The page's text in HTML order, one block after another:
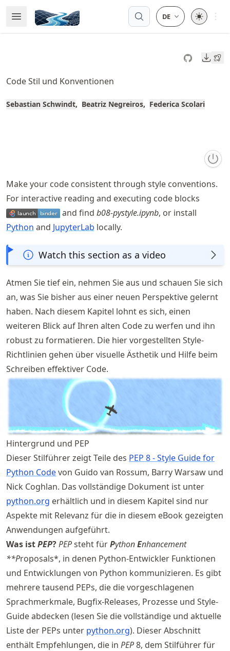
to
article
to
content
Open Menu
Made with MyST
Open
Code Stil und Konventionen
Sebastian Schwindt Beatriz Negreiros Federica Scolari
Make your code consistent through style conventions.
For interactive reading and executing code blocks
and find b08-pystyle.ipynb, or install
Python and JupyterLab locally.
Watch this section as a video
Atmen Sie tief ein, nehmen Sie aus und schauen Sie sich
an, was Sie bisher aus einer neuen Perspektive gelernt
haben. Nach diesem Kapitel lohnt es sich, einen
weiteren Blick auf Ihren alten Code zu werfen und ihn
robust zu formatieren. Die hier vorgestellten Style-
Richtlinien gehen über visuelle Ästhetik und Hilfe beim
Schreiben effektiver Code.
Hintergrund und PEP
Dieser Stilführer zeigt Teile des PEP 8 - Style Guide for
Python Codevon Guido van Rossum, Barry Warsaw und
Nick Coghlan. Das vollständige Dokument ist unter
python.org erhältlich und in diesem Kapitel sind nur
Aspekte mit Relevanz für die in diesem eBook gezeigten
Anwendungen aufgeführt.
Was istPEP?PEPsteht fürPythonEnhancement
**Proposals*, in denen Python-Entwickler Funktionen
und Entwicklungen von Python kommunizieren. Es gibt
mehrere tausend PEPs, die die vorgeschlagenen
Sprachmerkmale, Bugfix-Releases, Prozesse und Style-
Guide abdecken (lesen Sie die vollständige und aktuelle
Liste der PEPs unter python.org). Dieser Abschnitt
enthält Empfehlungen, die in PEP8, dem Stilführer für